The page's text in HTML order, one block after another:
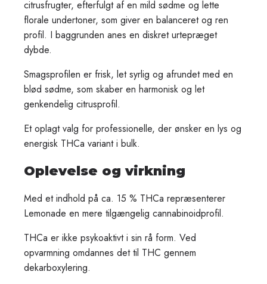
citrusfrugter, efterfulgt af en mild sødme og lette
florale undertoner, som giver en balanceret og ren
profil. I baggrunden anes en diskret urtepræget
dybde.
Smagsprofilen er frisk, let syrlig og afrundet med en
blød sødme, som skaber en harmonisk og let
genkendelig citrusprofil.
Et oplagt valg for professionelle, der ønsker en lys og
energisk THCa variant i bulk.
Oplevelse og virkning
Med et indhold på ca. 15 % THCa repræsenterer
Lemonade en mere tilgængelig cannabinoidprofil.
THCa er ikke psykoaktivt i sin rå form. Ved
opvarmning omdannes det til THC gennem
dekarboxylering.